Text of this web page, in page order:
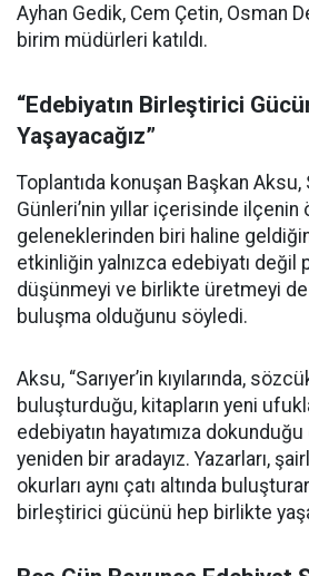
Ayhan Gedik, Cem Çetin, Osman
birim müdürleri katıldı.
“Edebiyatın Birleştirici
Yaşayacağız”
Toplantıda konuşan Başkan Aksu,
Günleri’nin yıllar içerisinde
geleneklerinden biri haline
etkinliğin yalnızca edebiyatı değil
düşünmeyi ve birlikte üretmeyi
buluşma olduğunu söyledi.
Aksu, “Sarıyer’in kıyılarında,
buluşturduğu, kitapların yeni
edebiyatın hayatımıza
yeniden bir aradayız. Yazarları,
okurları aynı çatı altında
birleştirici gücünü hep birlikte